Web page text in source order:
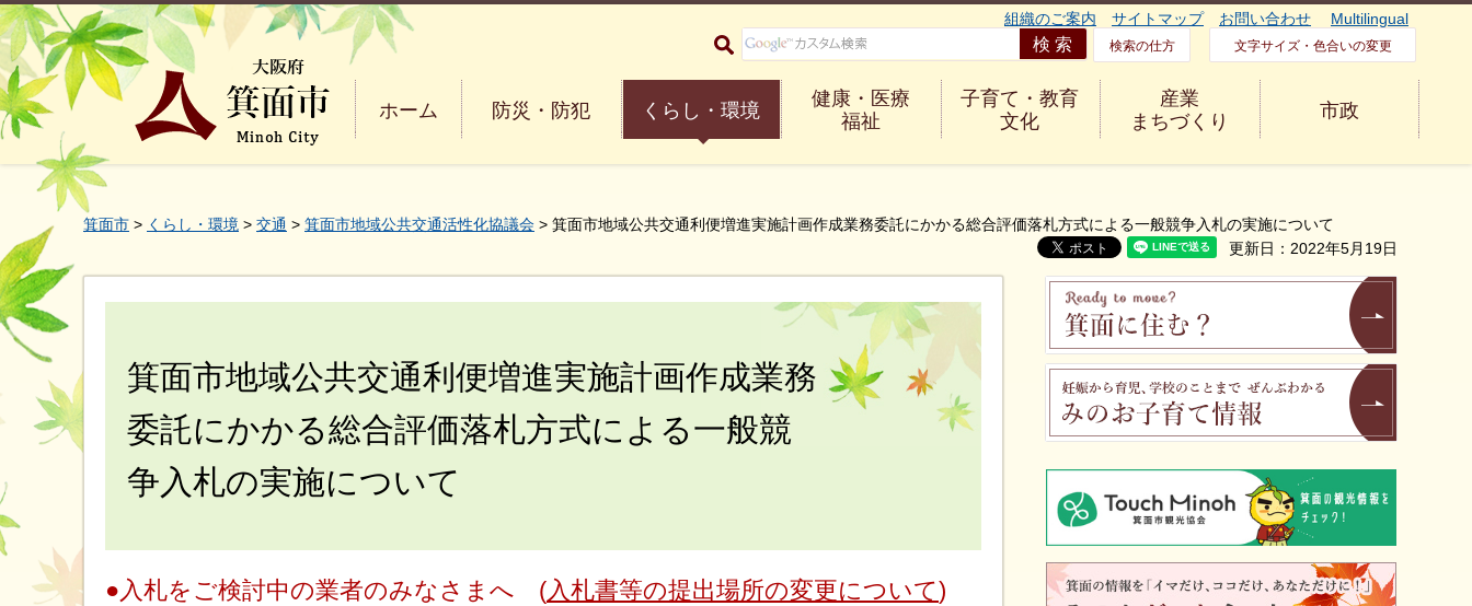
大阪府箕面市 Minoh City
組織のご案内 サイトマップ お問い合わせ Multilingual
検索の仕方 文字サイズ・色合いの変更
ホーム 防災・防犯 くらし・環境
健康・医療
福祉
子育て・教育
文化
産業
まちづくり
市政
箕面市 > くらし・環境 > 交通 > 箕面市地域公共交通活性化協議会 > 箕面市地域公共交通利便増進実施計画作成業務委託にかかる総合評価落札方式による一般競争入札の実施について
更新日：2022年5月19日
箕面市地域公共交通利便増進実施計画作成業務
委託にかかる総合評価落札方式による一般競
争入札の実施について
●入札をご検討中の業者のみなさまへ (入札書等の提出場所の変更について)